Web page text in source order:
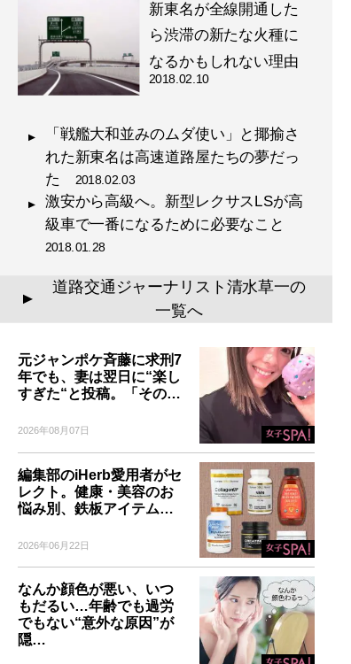
新東名が全線開通した
ら渋滞の新たな火種に
なるかもしれない理由
2018.02.10
「戦艦大和並みのムダ使い」と揶揄さ
れた新東名は高速道路屋たちの夢だっ
た 2018.02.03
激安から高級へ。新型レクサスLSが高
級車で一番になるために必要なこと
2018.01.28
▲
道路交通ジャーナリスト清水草一の
一覧へ
元ジャンポケ斉藤に求刑7
年でも、妻は翌日に“楽し
すぎた“と投稿。「その…
2026年08月07日
編集部のiHerb愛用者がセ
レクト。健康・美容のお
悩み別、鉄板アイテム…
2026年06月22日
なんか顔色が悪い、いつ
もだるい…年齢でも過労
でもない“意外な原因”が
隠…